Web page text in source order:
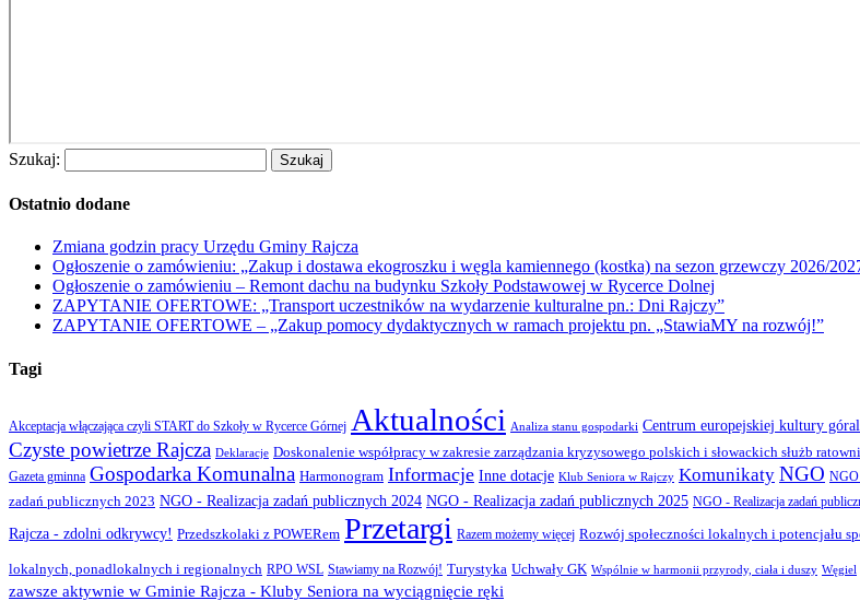
Szukaj:
Ostatnio dodane
Zmiana godzin pracy Urzędu Gminy Rajcza
Ogłoszenie o zamówieniu: „Zakup i dostawa ekogroszku i węgla kamiennego (kostka) na sezon grzewczy 2026/
Ogłoszenie o zamówieniu – Remont dachu na budynku Szkoły Podstawowej w Rycerce Dolnej
ZAPYTANIE OFERTOWE: „Transport uczestników na wydarzenie kulturalne pn.: Dni Rajczy”
ZAPYTANIE OFERTOWE – „Zakup pomocy dydaktycznych w ramach projektu pn. „StawiaMY na rozwój!”
Tagi
Akceptacja włączająca czyli START do Szkoły w Rycerce Górnej Aktualności Analiza stanu gospodarki Centrum europejskiej kultury
Czyste powietrze Rajcza Deklaracje Doskonalenie współpracy w zakresie zarządzania kryzysowego polskich i słowackich służb
Gazeta gminna Gospodarka Komunalna Harmonogram Informacje Inne dotacje Klub Seniora w Rajczy Komunikaty NGO NGO
zadań publicznych 2023 NGO - Realizacja zadań publicznych 2024 NGO - Realizacja zadań publicznych 2025 NGO - Realizacja zadań
Rajcza - zdolni odkrywcy! Przedszkolaki z POWERem Przetargi Razem możemy więcej Rozwój społeczności lokalnych i potencjału
lokalnych, ponadlokalnych i regionalnych RPO WSL Stawiamy na Rozwój! Turystyka Uchwały GK Wspólnie w harmonii przyrody, ciała i duszy Węgiel
zawsze aktywnie w Gminie Rajcza - Kluby Seniora na wyciągnięcie ręki